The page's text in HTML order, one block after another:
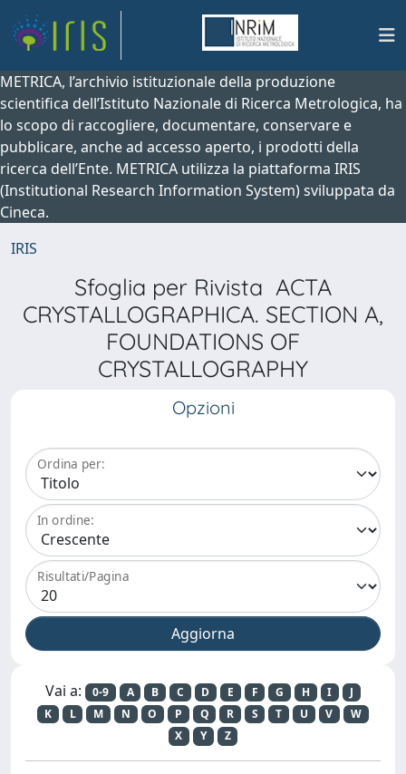
METRICA, l’archivio istituzionale della produzione
scientifica dell’Istituto Nazionale di Ricerca Metrologica, ha
lo scopo di raccogliere, documentare, conservare e
pubblicare, anche ad accesso aperto, i prodotti della
ricerca dell’Ente. METRICA utilizza la piattaforma IRIS
(Institutional Research Information System) sviluppata da
Cineca.
IRIS
Sfoglia per Rivista ACTA
CRYSTALLOGRAPHICA. SECTION A,
FOUNDATIONS OF
CRYSTALLOGRAPHY
Opzioni
Ordina per:
In ordine:
Risultati/Pagina
Vai a: 0-9 A B C D E F G H I
J
K
L M N O P Q R S T U V
W
X
Y Z